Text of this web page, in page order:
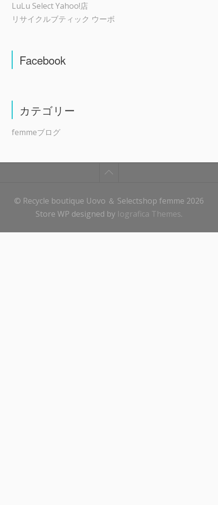
LuLu Select Yahoo!店
リサイクルブティック ウーボ
Facebook
カテゴリー
femmeブログ
© Recycle boutique Uovo ＆ Selectshop femme 2026
Store WP designed by Iografica Themes.